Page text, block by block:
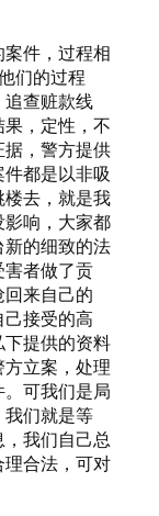
件，过程相
们的过程
查赃款线
，定性，不
，警方提供
都是以非吸
去，就是我
响，大家都
的细致的法
者做了贡
来自己的
接受的高
提供的资料
立案，处理
可我们是局
们就是等
我们自己总
合法，可对